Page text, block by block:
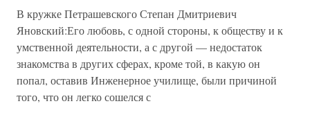
В кружке Петрашевского Степан Дмитриевич
Яновский:Его любовь, с одной стороны, к обществу и к
умственной деятельности, а с другой — недостаток
знакомства в других сферах, кроме той, в какую он
попал, оставив Инженерное училище, были причиной
того, что он легко сошелся с